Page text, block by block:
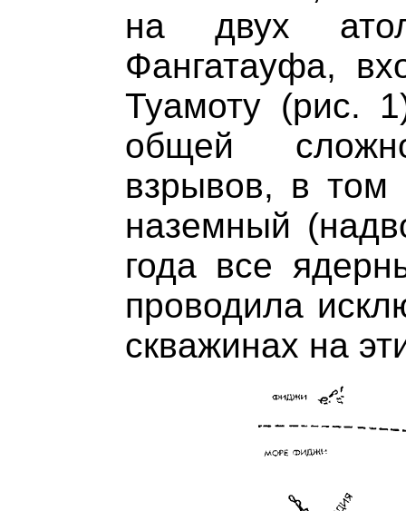
на двух
Фангатауфа,
Туамоту (рис.
общей
взрывов, в
наземный
года все
проводила
скважинах на